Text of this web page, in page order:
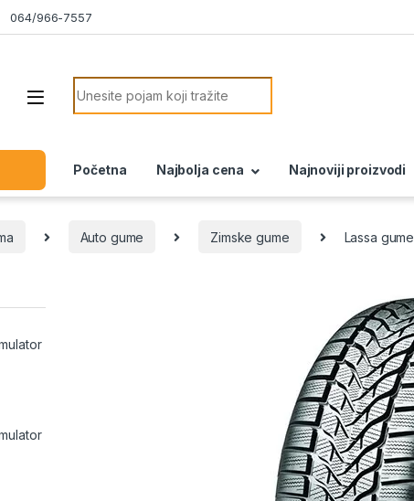
064/966-7557
Search for:
Početna Najbolja cena Najnoviji proizvodi
Auto gume Zimske gume Lassa gume